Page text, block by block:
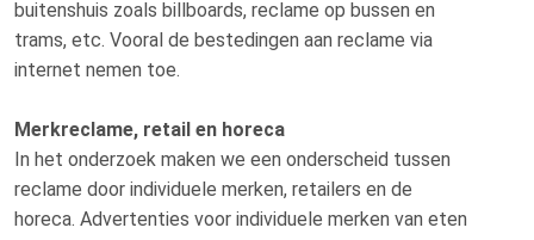
buitenshuis zoals billboards, reclame op bussen en
trams, etc. Vooral de bestedingen aan reclame via
internet nemen toe.
Merkreclame, retail en horeca
In het onderzoek maken we een onderscheid tussen
reclame door individuele merken, retailers en de
horeca. Advertenties voor individuele merken van eten